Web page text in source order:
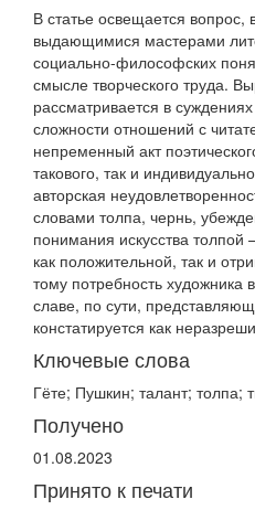
В статье освещается вопрос,
выдающимися мастерами
социально-философских
смысле творческого труда.
рассматривается в
сложности отношений с
непременный акт
такового, так и
авторская
словами толпа, чернь,
понимания искусства толпой
как положительной, так и
тому потребность художника
славе, по сути,
констатируется как
Ключевые слова
Гёте; Пушкин; талант; толпа;
Получено
01.08.2023
Принято к печати